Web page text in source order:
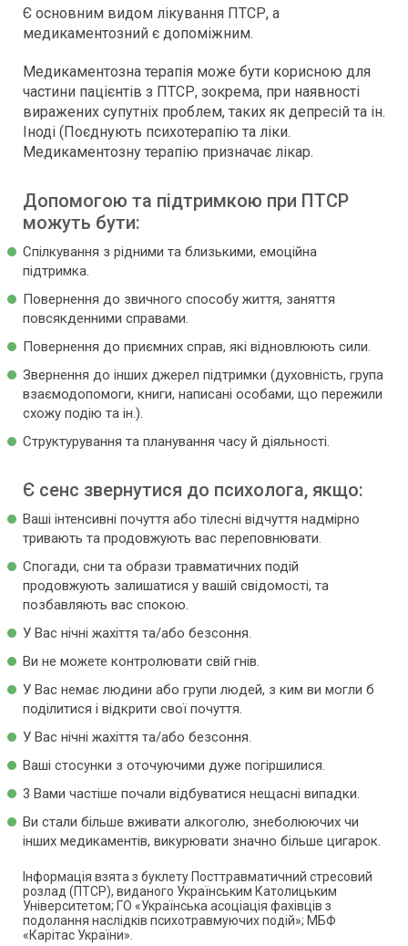
Є основним видом лікування ПТСР, а
медикаментозний є допоміжним.
Медикаментозна терапія може бути корисною для
частини пацієнтів з ПТСР, зокрема, при наявності
виражених супутніх проблем, таких як депресій та ін.
Іноді (Поєднують психотерапію та ліки.
Медикаментозну терапію призначає лікар.
Допомогою та підтримкою при ПТСР
можуть бути:
Спілкування з рідними та близькими, емоційна
підтримка.
Повернення до звичного способу життя, заняття
повсякденними справами.
Повернення до приємних справ, які відновлюють сили.
Звернення до інших джерел підтримки (духовність, група
взаємодопомоги, книги, написані особами, що пережили
схожу подію та ін.).
Структурування та планування часу й діяльності.
Є сенс звернутися до психолога, якщо:
Ваші інтенсивні почуття або тілесні відчуття надмірно
тривають та продовжують вас переповнювати.
Спогади, сни та образи травматичних подій
продовжують залишатися у вашій свідомості, та
позбавляють вас спокою.
У Вас нічні жахіття та/або безсоння.
Ви не можете контролювати свій гнів.
У Вас немає людини або групи людей, з ким ви могли б
поділитися і відкрити свої почуття.
У Вас нічні жахіття та/або безсоння.
Ваші стосунки з оточуючими дуже погіршилися.
3 Вами частіше почали відбуватися нещасні випадки.
Ви стали більше вживати алкоголю, знеболюючих чи
інших медикаментів, викурювати значно більше цигарок.
Інформація взята з буклету Посттравматичний стресовий
розлад (ПТСР), виданого Українським Католицьким
Університетом; ГО «Українська асоціація фахівців з
подолання наслідків психотравмуючих подій»; МБФ
«Карітас України».